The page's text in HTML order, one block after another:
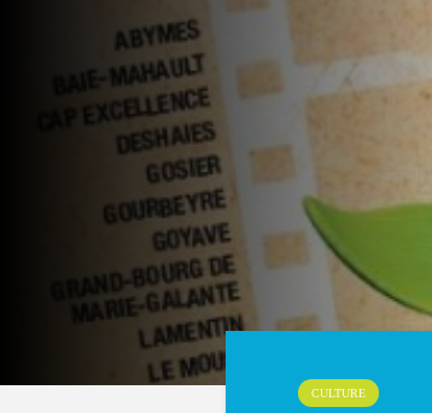
CULTURE